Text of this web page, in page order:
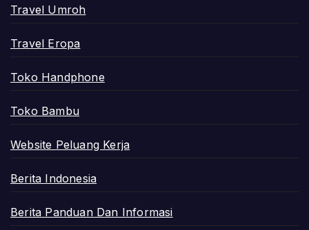
Travel Umroh
Travel Eropa
Toko Handphone
Toko Bambu
Website Peluang Kerja
Berita Indonesia
Berita Panduan Dan Informasi